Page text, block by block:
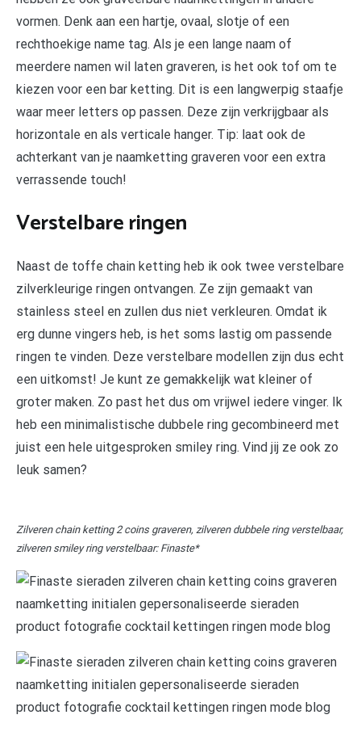
vormen. Denk aan een hartje, ovaal, slotje of een
rechthoekige name tag. Als je een lange naam of
meerdere namen wil laten graveren, is het ook tof om te
kiezen voor een bar ketting. Dit is een langwerpig staafje
waar meer letters op passen. Deze zijn verkrijgbaar als
horizontale en als verticale hanger. Tip: laat ook de
achterkant van je naamketting graveren voor een extra
verrassende touch!
Verstelbare ringen
Naast de toffe chain ketting heb ik ook twee verstelbare
zilverkleurige ringen ontvangen. Ze zijn gemaakt van
stainless steel en zullen dus niet verkleuren. Omdat ik
erg dunne vingers heb, is het soms lastig om passende
ringen te vinden. Deze verstelbare modellen zijn dus echt
een uitkomst! Je kunt ze gemakkelijk wat kleiner of
groter maken. Zo past het dus om vrijwel iedere vinger. Ik
heb een minimalistische dubbele ring gecombineerd met
juist een hele uitgesproken smiley ring. Vind jij ze ook zo
leuk samen?
Zilveren chain ketting 2 coins graveren, zilveren dubbele ring verstelbaar,
zilveren smiley ring verstelbaar: Finaste*